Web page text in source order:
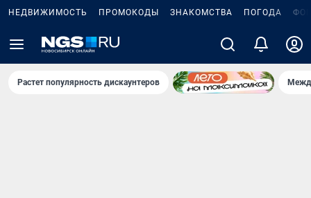
НЕДВИЖИМОСТЬ ПРОМОКОДЫ ЗНАКОМСТВА ПОГОДА
Растет популярность дискаунтеров